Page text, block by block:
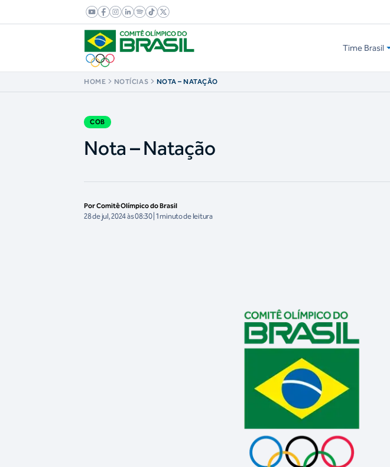
Time Brasil
HOME NOTÍCIAS NOTA – NATAÇÃO
COB
Nota – Natação
Por Comitê Olímpico do Brasil
28 de jul, 2024 às 08:30 | 1 minuto de leitura